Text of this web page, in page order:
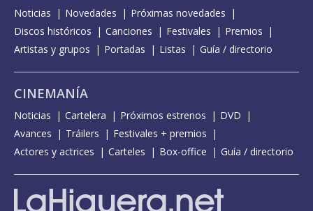
Noticias Novedades
Próximas novedades
Discos históricos
Canciones Festivales
Premios
Artistas y grupos
Portadas Listas Guía / directorio
CINEMANÍA
Noticias Cartelera Próximos estrenos
DVD
Avances
Tráilers
Festivales + premios
Actores y actrices
Carteles Box-office Guía / directorio